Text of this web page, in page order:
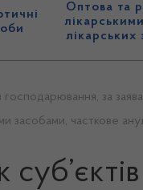
Оптова та
лікарських
господарювання, за
засобами, часткове